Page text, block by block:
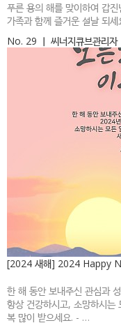
푸른 용의 해를 맞이하여 갑
가족과 함께 즐거운 설날 되
No. 29 ㅣ 씨너지큐브관리자
[2024 새해] 2024 Happy
한 해 동안 보내주신 관심과
항상 건강하시고, 소망하시는
복 많이 받으세요. - …